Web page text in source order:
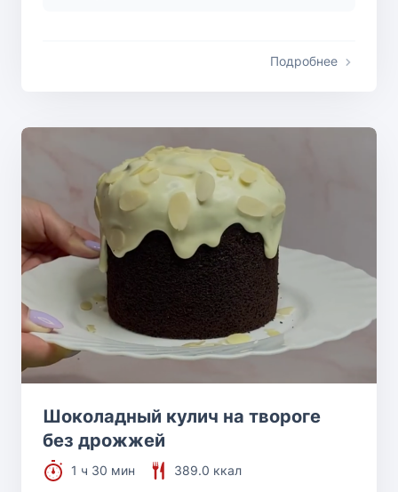
Подробнее
Шоколадный кулич на твороге
без дрожжей
1 ч 30 мин
389.0 ккал